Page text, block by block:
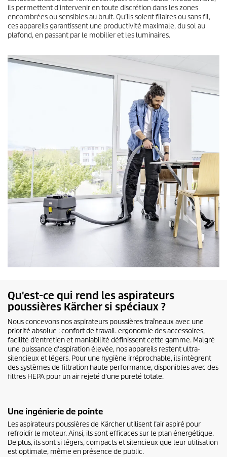
ils permettent d'intervenir en toute discrétion dans les zones
encombrées ou sensibles au bruit. Qu’ils soient filaires ou sans fil,
ces appareils garantissent une productivité maximale, du sol au
plafond, en passant par le mobilier et les luminaires.
Qu'est-ce qui rend les aspirateurs
poussières Kärcher si spéciaux ?
Nous concevons nos aspirateurs poussières traîneaux avec une
priorité absolue : confort de travail. ergonomie des accessoires,
facilité d’entretien et maniabilité définissent cette gamme. Malgré
une puissance d'aspiration élevée, nos appareils restent ultra-
silencieux et légers. Pour une hygiène irréprochable, ils intègrent
des systèmes de filtration haute performance, disponibles avec des
filtres HEPA pour un air rejeté d'une pureté totale.
Une ingénierie de pointe
Les aspirateurs poussières de Kärcher utilisent l’air aspiré pour
refroidir le moteur. Ainsi, ils sont efficaces sur le plan énergétique.
De plus, ils sont si légers, compacts et silencieux que leur utilisation
est optimale, même en présence de public.